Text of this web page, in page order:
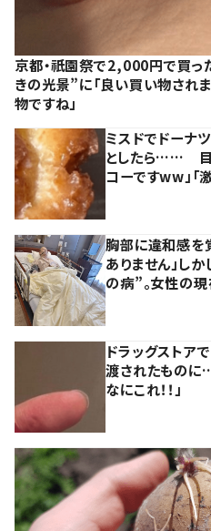
京都・祇園祭で2,000円で買
きの光景”に「良い買い物されま
物ですね」
ミスドでドーナ
としたら…… 目
コーですww」「
胸部に違和感を
ありません」し
の病”。女性の
ドラッグストア
渡されたものに
なにこれ！！」